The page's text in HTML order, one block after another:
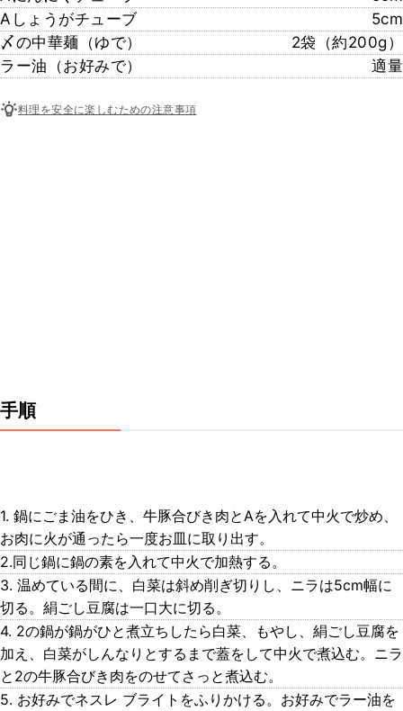
Aしょうがチューブ
5cm
〆の中華麺（ゆで）
2袋（約200g）
ラー油（お好みで）
適量
料理を安全に楽しむための注意事項
手順
1. 鍋にごま油をひき、牛豚合びき肉とAを入れて中火で炒め、
お肉に火が通ったら一度お皿に取り出す。
2.同じ鍋に鍋の素を入れて中火で加熱する。
3. 温めている間に、白菜は斜め削ぎ切りし、ニラは5cm幅に
切る。絹ごし豆腐は一口大に切る。
4. 2の鍋が鍋がひと煮立ちしたら白菜、もやし、絹ごし豆腐を
加え、白菜がしんなりとするまで蓋をして中火で煮込む。ニラ
と2の牛豚合びき肉をのせてさっと煮込む。
5. お好みでネスレ ブライトをふりかける。お好みでラー油を